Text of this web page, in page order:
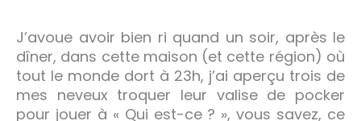
J’avoue avoir bien ri quand un soir, après le
dîner, dans cette maison (et cette région) où
tout le monde dort à 23h, j’ai aperçu trois de
mes neveux troquer leur valise de pocker
pour jouer à « Qui est-ce ? », vous savez, ce